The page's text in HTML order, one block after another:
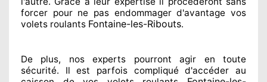
forcer pourne pas endommagerd'avantage vos
volets roulants Fontaine-les-Ribouts.
De plus, nos experts pourront agir en toute
sécurité. Il est parfois compliquéd'accéder au